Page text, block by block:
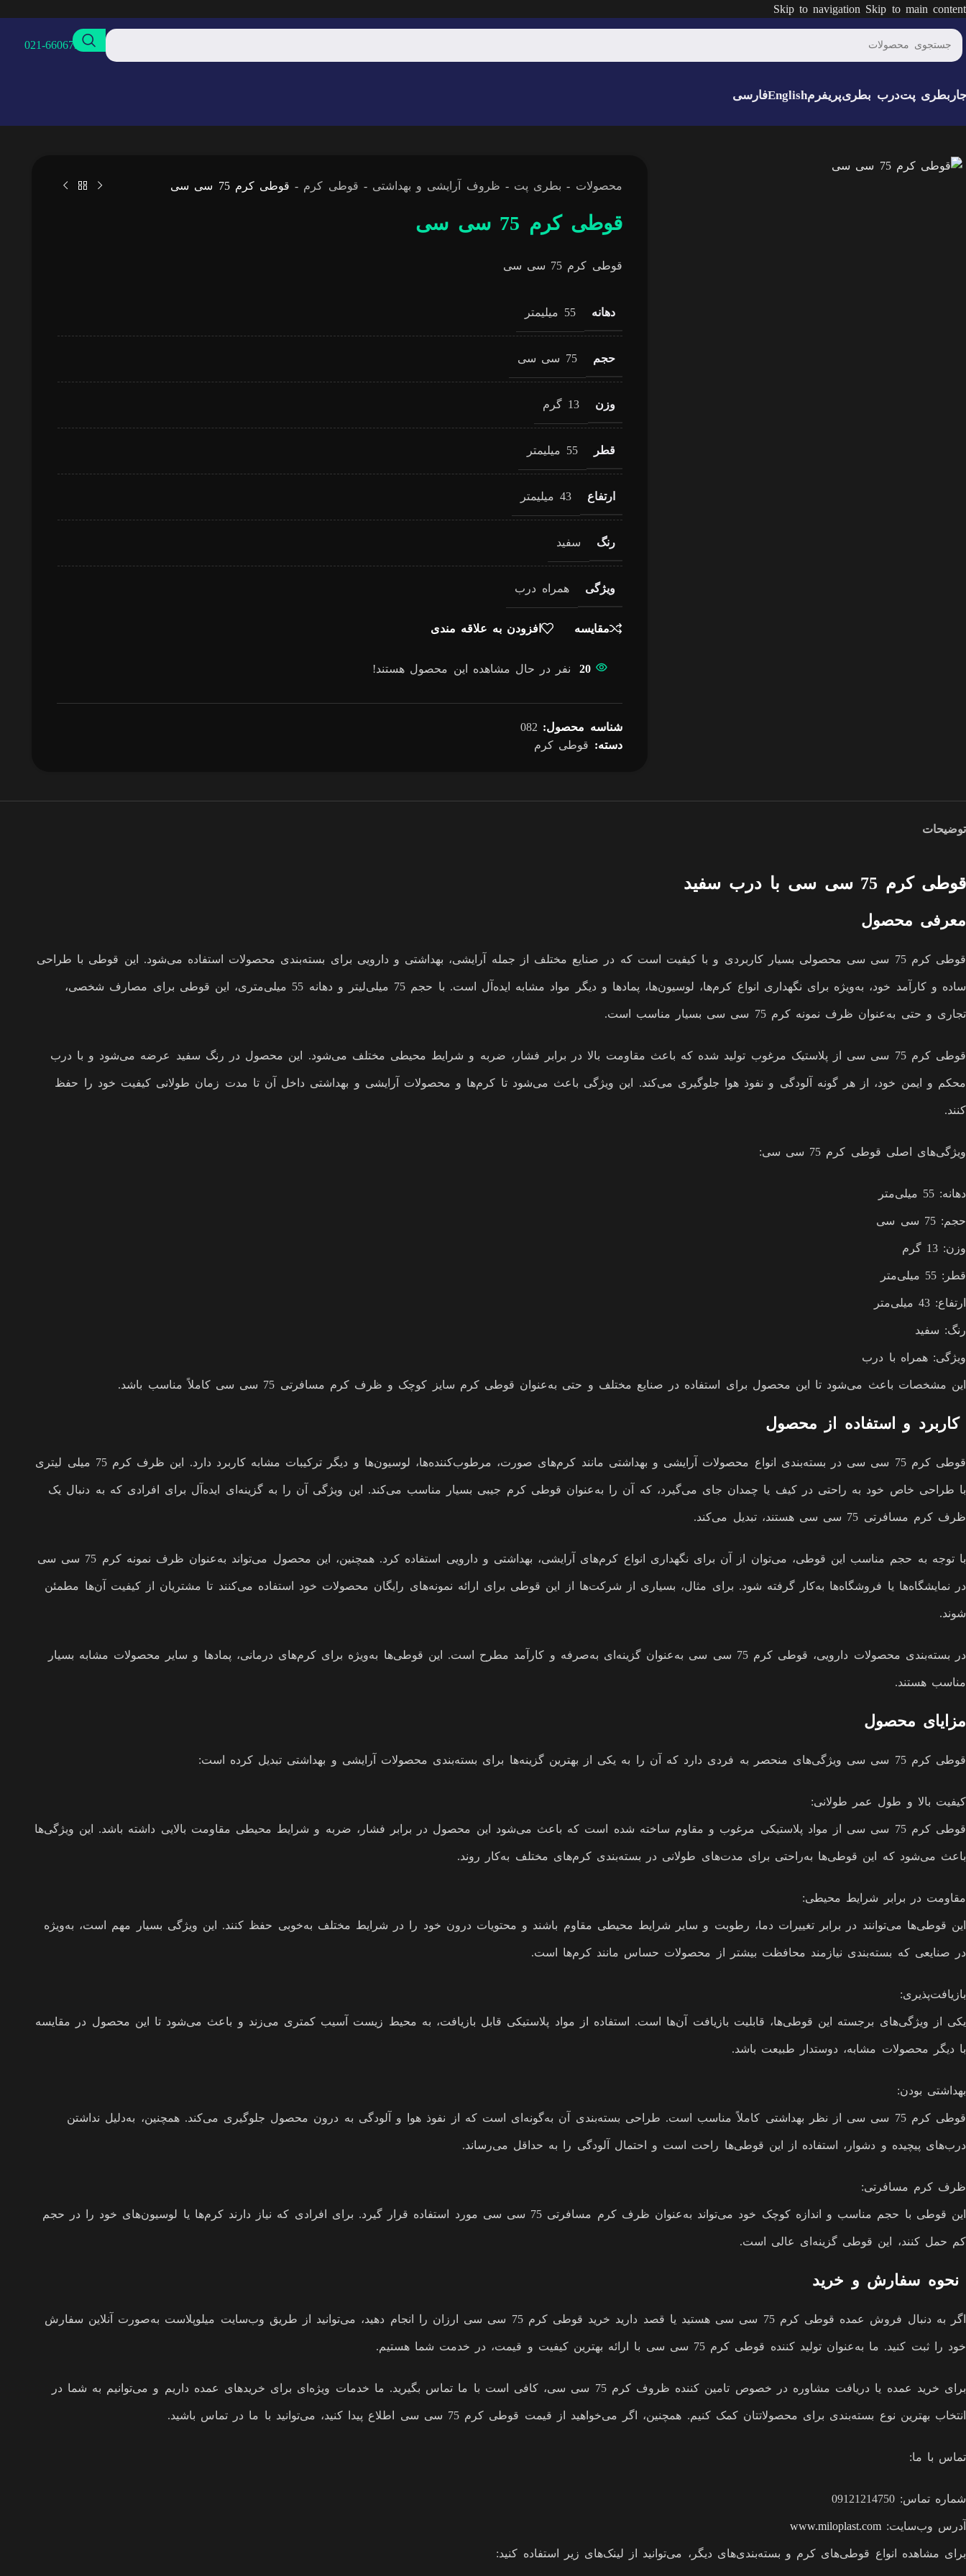
Skip to navigation Skip to main content
021-66067968
بطری پتدرب بطریپریفرمEnglishفارسی
محصولات - بطری پت - ظروف آرایشی و بهداشتی - قوطی کرم - قوطی کرم 75 سی سی
قوطی کرم 75 سی سی
قوطی کرم 75 سی سی
دهانه 55 میلیمتر
حجم 75 سی سی
وزن 13 گرم
قطر 55 میلیمتر
ارتفاع 43 میلیمتر
رنگ سفید
ویژگی همراه درب
مقایسه افزودن به علاقه مندی
20 نفر در حال مشاهده این محصول هستند!
شناسه محصول: 082
دسته: قوطی کرم
توضیحات
قوطی کرم 75 سی سی با درب سفید
معرفی محصول
قوطی کرم 75 سی سی محصولی بسیار کاربردی و با کیفیت است که در صنایع مختلف از جمله آرایشی، بهداشتی و دارویی برای بسته‌بندی محصولات استفاده می‌شود. این قوطی با طراحی
ساده و کارآمد خود، به‌ویژه برای نگهداری انواع کرم‌ها، لوسیون‌ها، پمادها و دیگر مواد مشابه ایده‌آل است. با حجم 75 میلی‌لیتر و دهانه 55 میلی‌متری، این قوطی برای مصارف شخصی،
تجاری و حتی به‌عنوان ظرف نمونه کرم 75 سی سی بسیار مناسب است.
قوطی کرم 75 سی سی از پلاستیک مرغوب تولید شده که باعث مقاومت بالا در برابر فشار، ضربه و شرایط محیطی مختلف می‌شود. این محصول در رنگ سفید عرضه می‌شود و با درب
محکم و ایمن خود، از هر گونه آلودگی و نفوذ هوا جلوگیری می‌کند. این ویژگی باعث می‌شود تا کرم‌ها و محصولات آرایشی و بهداشتی داخل آن تا مدت زمان طولانی کیفیت خود را حفظ
کنند.
ویژگی‌های اصلی قوطی کرم 75 سی سی:
دهانه: 55 میلی‌متر
حجم: 75 سی سی
وزن: 13 گرم
قطر: 55 میلی‌متر
ارتفاع: 43 میلی‌متر
رنگ: سفید
ویژگی: همراه با درب
این مشخصات باعث می‌شود تا این محصول برای استفاده در صنایع مختلف و حتی به‌عنوان قوطی کرم سایز کوچک و ظرف کرم مسافرتی 75 سی سی کاملاً مناسب باشد.
کاربرد و استفاده از محصول
قوطی کرم 75 سی سی در بسته‌بندی انواع محصولات آرایشی و بهداشتی مانند کرم‌های صورت، مرطوب‌کننده‌ها، لوسیون‌ها و دیگر ترکیبات مشابه کاربرد دارد. این ظرف کرم 75 میلی ‌لیتری
با طراحی خاص خود به راحتی در کیف یا چمدان جای می‌گیرد، که آن را به‌عنوان قوطی کرم جیبی بسیار مناسب می‌کند. این ویژگی آن را به گزینه‌ای ایده‌آل برای افرادی که به دنبال یک
ظرف کرم مسافرتی 75 سی سی هستند، تبدیل می‌کند.
با توجه به حجم مناسب این قوطی، می‌توان از آن برای نگهداری انواع کرم‌های آرایشی، بهداشتی و دارویی استفاده کرد. همچنین، این محصول می‌تواند به‌عنوان ظرف نمونه کرم 75 سی سی
در نمایشگاه‌ها یا فروشگاه‌ها به‌کار گرفته شود. برای مثال، بسیاری از شرکت‌ها از این قوطی برای ارائه نمونه‌های رایگان محصولات خود استفاده می‌کنند تا مشتریان از کیفیت آن‌ها مطمئن
شوند.
در بسته‌بندی محصولات دارویی، قوطی کرم 75 سی سی به‌عنوان گزینه‌ای به‌صرفه و کارآمد مطرح است. این قوطی‌ها به‌ویژه برای کرم‌های درمانی، پمادها و سایر محصولات مشابه بسیار
مناسب هستند.
مزایای محصول
قوطی کرم 75 سی سی ویژگی‌های منحصر به فردی دارد که آن را به یکی از بهترین گزینه‌ها برای بسته‌بندی محصولات آرایشی و بهداشتی تبدیل کرده است:
کیفیت بالا و طول عمر طولانی:
قوطی کرم 75 سی سی از مواد پلاستیکی مرغوب و مقاوم ساخته شده است که باعث می‌شود این محصول در برابر فشار، ضربه و شرایط محیطی مقاومت بالایی داشته باشد. این ویژگی‌ها
باعث می‌شود که این قوطی‌ها به‌راحتی برای مدت‌های طولانی در بسته‌بندی کرم‌های مختلف به‌کار روند.
مقاومت در برابر شرایط محیطی:
این قوطی‌ها می‌توانند در برابر تغییرات دما، رطوبت و سایر شرایط محیطی مقاوم باشند و محتویات درون خود را در شرایط مختلف به‌خوبی حفظ کنند. این ویژگی بسیار مهم است، به‌ویژه
در صنایعی که بسته‌بندی نیازمند محافظت بیشتر از محصولات حساس مانند کرم‌ها است.
بازیافت‌پذیری:
یکی از ویژگی‌های برجسته این قوطی‌ها، قابلیت بازیافت آن‌ها است. استفاده از مواد پلاستیکی قابل بازیافت، به محیط زیست آسیب کمتری می‌زند و باعث می‌شود تا این محصول در مقایسه
با دیگر محصولات مشابه، دوستدار طبیعت باشد.
بهداشتی بودن:
قوطی کرم 75 سی سی از نظر بهداشتی کاملاً مناسب است. طراحی بسته‌بندی آن به‌گونه‌ای است که از نفوذ هوا و آلودگی به درون محصول جلوگیری می‌کند. همچنین، به‌دلیل نداشتن
درب‌های پیچیده و دشوار، استفاده از این قوطی‌ها راحت است و احتمال آلودگی را به حداقل می‌رساند.
ظرف کرم مسافرتی:
این قوطی با حجم مناسب و اندازه کوچک خود می‌تواند به‌عنوان ظرف کرم مسافرتی 75 سی سی مورد استفاده قرار گیرد. برای افرادی که نیاز دارند کرم‌ها یا لوسیون‌های خود را در حجم
کم حمل کنند، این قوطی گزینه‌ای عالی است.
نحوه سفارش و خرید
اگر به دنبال فروش عمده قوطی کرم 75 سی سی هستید یا قصد دارید خرید قوطی کرم 75 سی سی ارزان را انجام دهید، می‌توانید از طریق وب‌سایت میلوپلاست به‌صورت آنلاین سفارش
خود را ثبت کنید. ما به‌عنوان تولید کننده قوطی کرم 75 سی سی با ارائه بهترین کیفیت و قیمت، در خدمت شما هستیم.
برای خرید عمده یا دریافت مشاوره در خصوص تامین کننده ظروف کرم 75 سی سی، کافی است با ما تماس بگیرید. ما خدمات ویژه‌ای برای خریدهای عمده داریم و می‌توانیم به شما در
انتخاب بهترین نوع بسته‌بندی برای محصولاتتان کمک کنیم. همچنین، اگر می‌خواهید از قیمت قوطی کرم 75 سی سی اطلاع پیدا کنید، می‌توانید با ما در تماس باشید.
تماس با ما:
شماره تماس: 09121214750
آدرس وب‌سایت:www.miloplast.com
برای مشاهده انواع قوطی‌های کرم و بسته‌بندی‌های دیگر، می‌توانید از لینک‌های زیر استفاده کنید: